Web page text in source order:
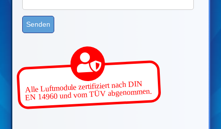
Alle Luftmodule zertifiziert nach DIN
EN 14960 und vom TÜV abgenommen.